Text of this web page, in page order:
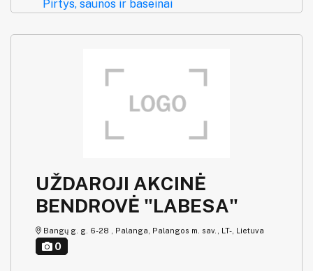
Pirtys, saunos ir baseinai
UŽDAROJI AKCINĖ
BENDROVĖ "LABESA"
Bangų g. g. 6-28 , Palanga, Palangos m. sav., LT-, Lietuva
0